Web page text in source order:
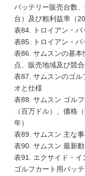
バッテリー販売台数
台）及び粗利益率（
表84. トロイアン・
表85. トロイアン・バ
表86. サムスンの基
点、販売地域及び競
表87. サムスンのゴル
オと仕様
表88. サムスン ゴル
（百万ドル）、価格
年）
表89. サムスン 主な
表90. サムスン 最新動
表91. エクサイド・イ
ゴルフカート用バッ